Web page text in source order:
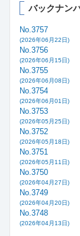
バックナン
No.3757
(2026年06月22日)
No.3756
(2026年06月15日)
No.3755
(2026年06月08日)
No.3754
(2026年06月01日)
No.3753
(2026年05月25日)
No.3752
(2026年05月18日)
No.3751
(2026年05月11日)
No.3750
(2026年04月27日)
No.3749
(2026年04月20日)
No.3748
(2026年04月13日)